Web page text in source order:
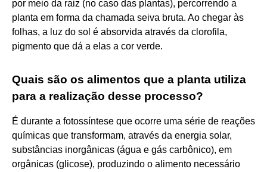
por meio da raiz (no caso das plantas), percorrendo a
planta em forma da chamada seiva bruta. Ao chegar às
folhas, a luz do sol é absorvida através da clorofila,
pigmento que dá a elas a cor verde.
Quais são os alimentos que a planta utiliza
para a realização desse processo?
É durante a fotossíntese que ocorre uma série de reações
químicas que transformam, através da energia solar,
substâncias inorgânicas (água e gás carbônico), em
orgânicas (glicose), produzindo o alimento necessário